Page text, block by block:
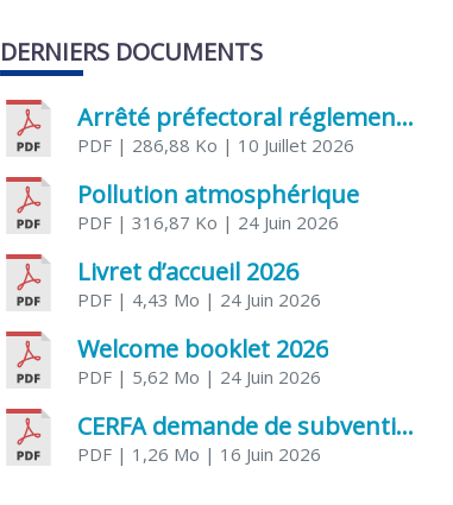
DERNIERS DOCUMENTS
Arrêté préfectoral réglementant l’usage de l’eau
PDF | 286,88 Ko | 10 Juillet 2026
Pollution atmosphérique
PDF | 316,87 Ko | 24 Juin 2026
Livret d’accueil 2026
PDF | 4,43 Mo | 24 Juin 2026
Welcome booklet 2026
PDF | 5,62 Mo | 24 Juin 2026
CERFA demande de subvention association
PDF | 1,26 Mo | 16 Juin 2026